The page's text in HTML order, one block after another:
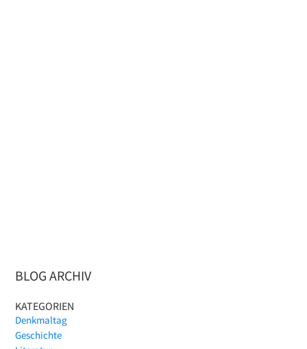
BLOG ARCHIV
KATEGORIEN
Denkmaltag
Geschichte